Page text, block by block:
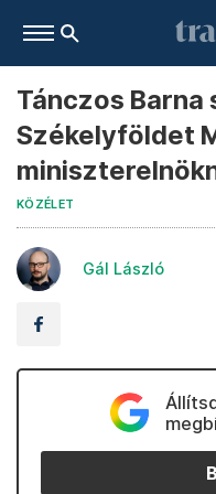
Tánczos
Székelyföldet
KÖZÉLET
Gál László